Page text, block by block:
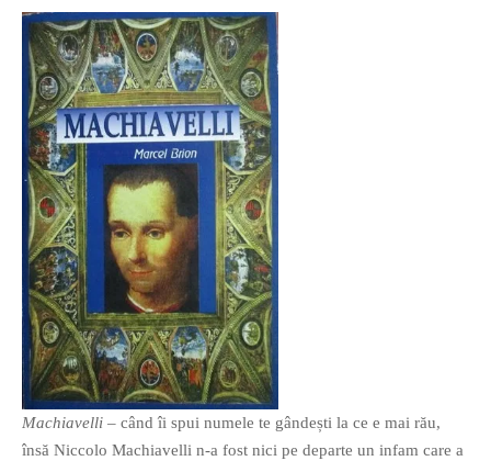
Machiavelli – când îi spui numele te gândești la ce e mai rău,
însă Niccolo Machiavelli n-a fost nici pe departe un infam care a